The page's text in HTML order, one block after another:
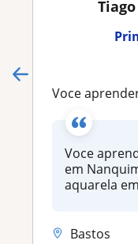
Voce aprendera tecnicas de
Voce
em Nanquim combinada
Bastos